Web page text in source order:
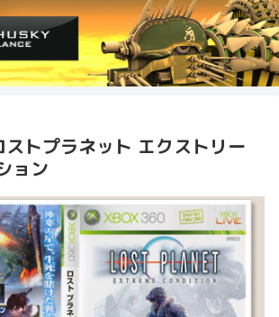
トプラネット エクストリー
ョン